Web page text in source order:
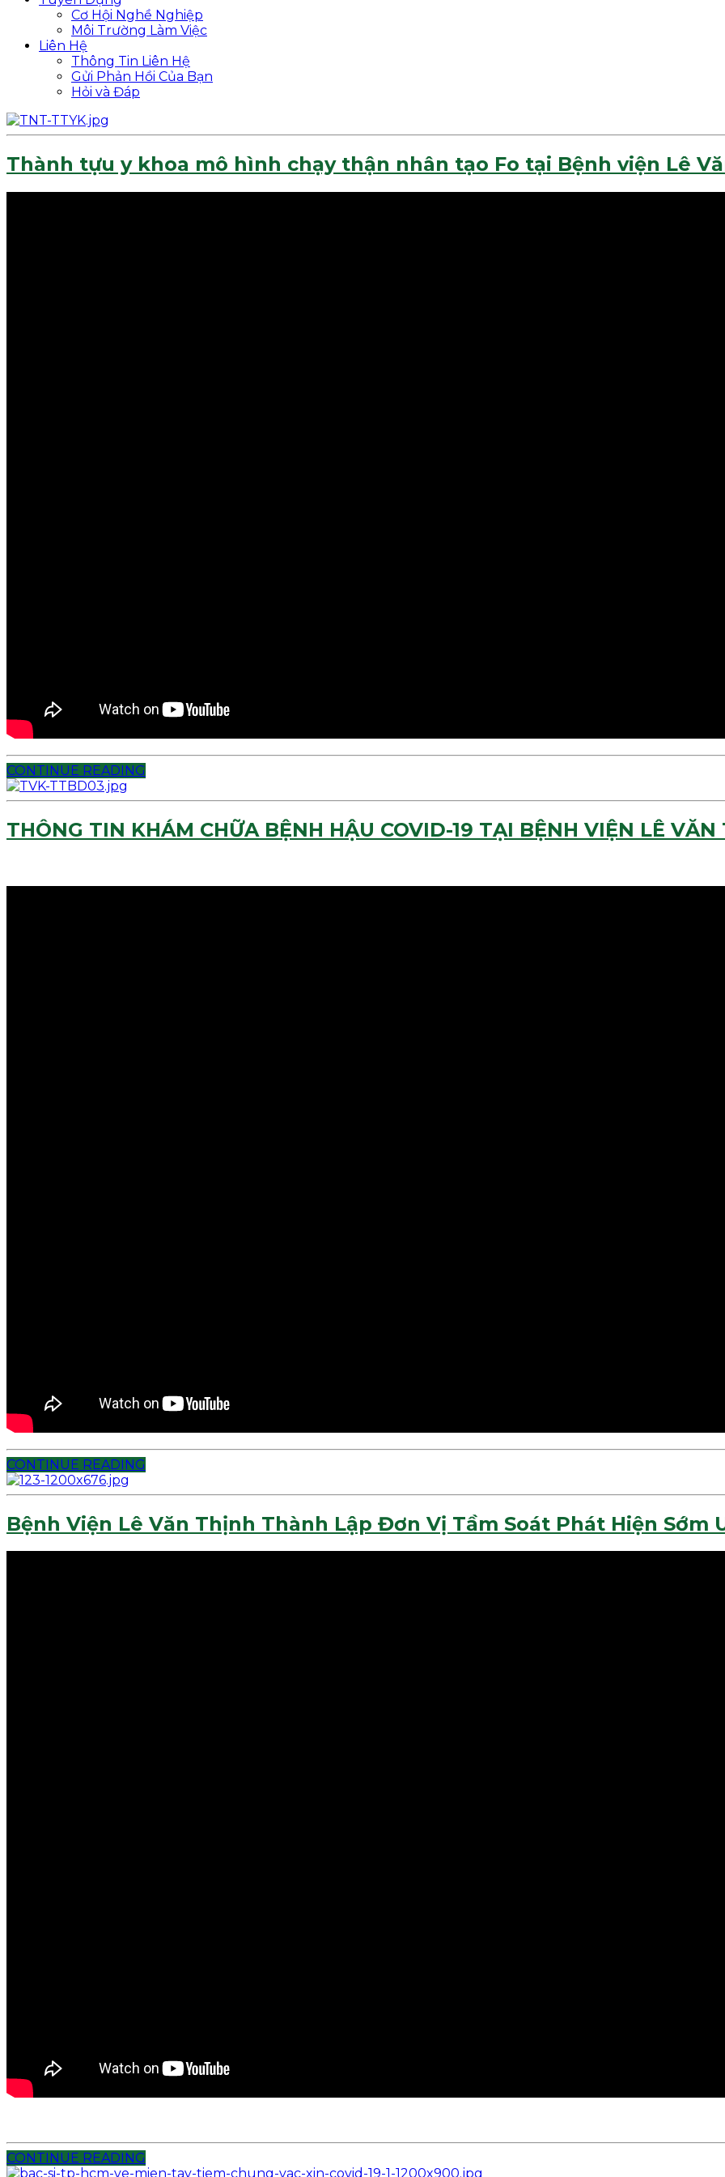
Cơ Hội Nghề Nghiệp
Môi Trường Làm Việc
Liên Hệ
Thông Tin Liên Hệ
Gửi Phản Hồi Của Bạn
Hỏi và Đáp
Thành tựu y khoa mô hình chạy thận nhân tạo Fo tại Bệnh viện Lê
CONTINUE READING
THÔNG TIN KHÁM CHỮA BỆNH HẬU COVID-19 TẠI BỆNH VIỆN LÊ VĂN
CONTINUE READING
Bệnh Viện Lê Văn Thịnh Thành Lập Đơn Vị Tầm Soát Phát Hiện Sớm
CONTINUE READING